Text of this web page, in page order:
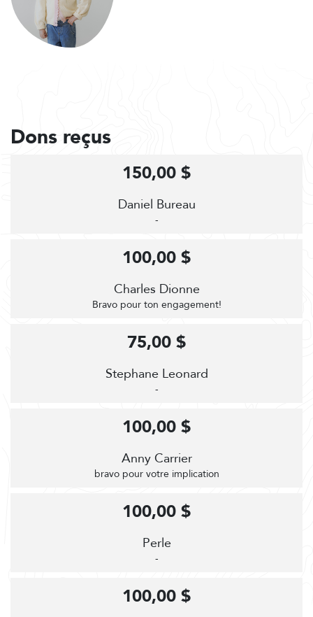
Dons reçus
Daniel Bureau
-
150,00 $
Charles Dionne
Bravo pour ton engagement!
100,00 $
Stephane Leonard
-
75,00 $
Anny Carrier
bravo pour votre implication
100,00 $
Perle
-
100,00 $
100,00 $